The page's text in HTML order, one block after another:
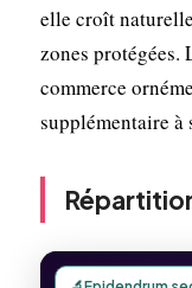
elle croît
zones protégées.
commerce
supplémentaire à